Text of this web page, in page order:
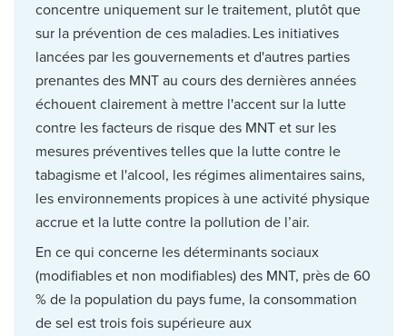
concentre uniquement sur le traitement, plutôt que
sur la prévention de ces maladies. Les initiatives
lancées par les gouvernements et d'autres parties
prenantes des MNT au cours des dernières années
échouent clairement à mettre l'accent sur la lutte
contre les facteurs de risque des MNT et sur les
mesures préventives telles que la lutte contre le
tabagisme et l'alcool, les régimes alimentaires sains,
les environnements propices à une activité physique
accrue et la lutte contre la pollution de l’air.
En ce qui concerne les déterminants sociaux
(modifiables et non modifiables) des MNT, près de 60
% de la population du pays fume, la consommation
de sel est trois fois supérieure aux